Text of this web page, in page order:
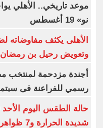
موعد تاريخي.. الأهلي
نو» 19 أغسطس
الأهلى يكثف مفاوضاته
وتعويض رحيل بن رمضان
أجندة مزدحمة لمنتخب
رسمي للفراعنة فى
شديدة الحرارة و7 ظواهر جوية